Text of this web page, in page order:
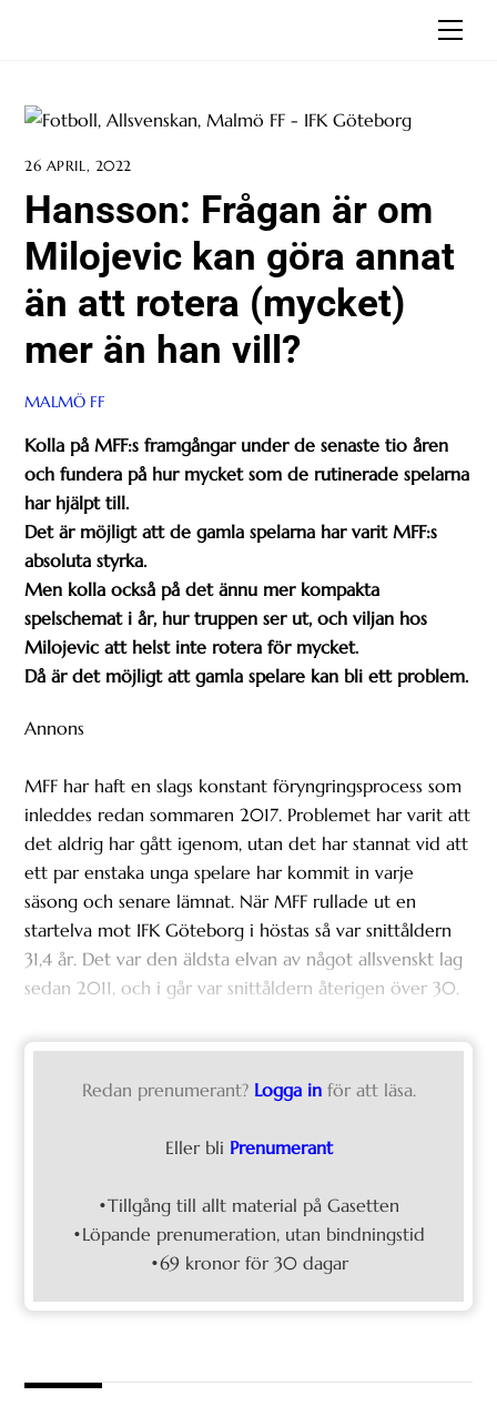
26 APRIL, 2022
Hansson: Frågan är om
Milojevic kan göra annat
än att rotera (mycket)
mer än han vill?
MALMÖ FF
Kolla på MFF:s framgångar under de senaste tio åren
och fundera på hur mycket som de rutinerade spelarna
har hjälpt till.
Det är möjligt att de gamla spelarna har varit MFF:s
absoluta styrka.
Men kolla också på det ännu mer kompakta
spelschemat i år, hur truppen ser ut, och viljan hos
Milojevic att helst inte rotera för mycket.
Då är det möjligt att gamla spelare kan bli ett problem.
Annons
MFF har haft en slags konstant föryngringsprocess som
inleddes redan sommaren 2017. Problemet har varit att
det aldrig har gått igenom, utan det har stannat vid att
ett par enstaka unga spelare har kommit in varje
säsong och senare lämnat. När MFF rullade ut en
startelva mot IFK Göteborg i höstas så var snittåldern
31,4 år. Det var den äldsta elvan av något allsvenskt lag
sedan 2011, och i går var snittåldern återigen över 30.
Redan prenumerant? Logga in för att läsa.
Eller bli Prenumerant
•Tillgång till allt material på Gasetten
•Löpande prenumeration, utan bindningstid
•69 kronor för 30 dagar